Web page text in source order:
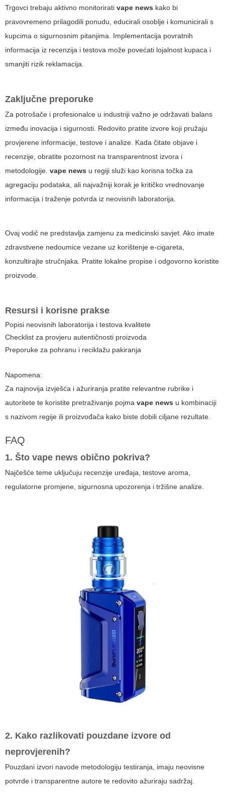
Trgovci trebaju aktivno monitorirati vape news kako bi
pravovremeno prilagodili ponudu, educirali osoblje i komunicirali s
kupcima o sigurnosnim pitanjima. Implementacija povratnih
informacija iz recenzija i testova može povećati lojalnost kupaca i
smanjiti rizik reklamacija.
Zaključne preporuke
Za potrošače i profesionalce u industriji važno je održavati balans
između inovacija i sigurnosti. Redovito pratite izvore koji pružaju
provjerene informacije, testove i analize. Kada čitate objave i
recenzije, obratite pozornost na transparentnost izvora i
metodologije. vape news u regiji služi kao korisna točka za
agregaciju podataka, ali najvažniji korak je kritičko vrednovanje
informacija i traženje potvrda iz neovisnih laboratorija.
Ovaj vodič ne predstavlja zamjenu za medicinski savjet. Ako imate
zdravstvene nedoumice vezane uz korištenje e-cigareta,
konzultirajte stručnjaka. Pratite lokalne propise i odgovorno koristite
proizvode.
Resursi i korisne prakse
Popisi neovisnih laboratorija i testova kvalitete
Checklist za provjeru autentičnosti proizvoda
Preporuke za pohranu i reciklažu pakiranja
Napomena:
Za najnovija izvješća i ažuriranja pratite relevantne rubrike i
autoritete te koristite pretraživanje pojma vape news u kombinaciji
s nazivom regije ili proizvođača kako biste dobili ciljane rezultate.
FAQ
1. Što vape news obično pokriva?
Najčešće teme uključuju recenzije uređaja, testove aroma,
regulatorne promjene, sigurnosna upozorenja i tržišne analize.
2. Kako razlikovati pouzdane izvore od
neprovjerenih?
Pouzdani izvori navode metodologiju testiranja, imaju neovisne
potvrde i transparentne autore te redovito ažuriraju sadržaj.